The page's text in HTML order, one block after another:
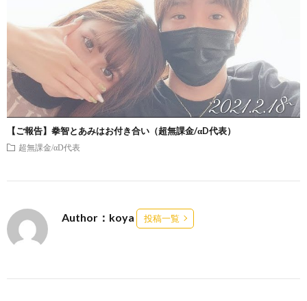
【ご報告】拳智とあみはお付き合い（超無課金/αD代表）
超無課金/αD代表
Author：koya 投稿一覧